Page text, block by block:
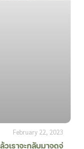
เราจะกลับมาจดจ่
February 22, 2023